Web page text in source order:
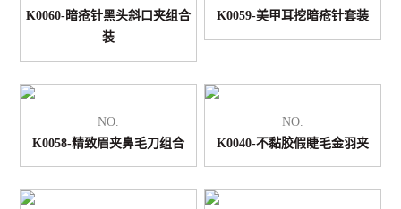
K0060-暗疮针黑头斜口夹组合
装
K0059-美甲耳挖暗疮针套装
NO.
K0058-精致眉夹鼻毛刀组合
NO.
K0040-不黏胶假睫毛金羽夹